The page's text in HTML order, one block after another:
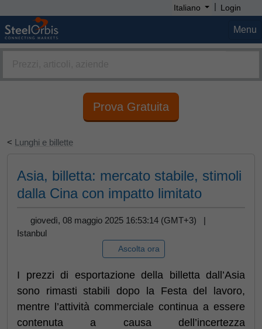
Italiano | Login
Menu
Prova Gratuita
< Lunghi e billette
Asia, billetta: mercato stabile, stimoli
dalla Cina con impatto limitato
giovedì, 08 maggio 2025 16:53:14 (GMT+3) |
Istanbul
Ascolta ora
I prezzi di esportazione della billetta dall’Asia
sono rimasti stabili dopo la Festa del lavoro,
mentre l’attività commerciale continua a essere
contenuta a causa dell’incertezza